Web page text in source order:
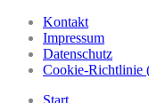
Kontakt
Impressum
Datenschutz
Cookie-Richtlinie
Start